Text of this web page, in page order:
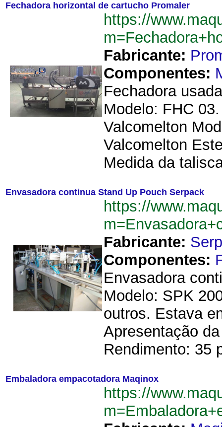
Fechadora horizontal de cartucho Promaler
https://
Fabricante:
Componentes:
Fechadora
Modelo: FHC
Valcomelton
Valcomelton
Medida da
Envasadora continua Stand Up Pouch Serpack
https://
Fabricante:
Componentes:
Envasadora
Modelo: SPK
outros. Estava
Apresentação
Rendimento: 35
Embaladora empacotadora Maqinox
https://